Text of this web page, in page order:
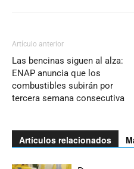
Artículo anterior
Las bencinas siguen al alza:
ENAP anuncia que los
combustibles subirán por
tercera semana consecutiva
Artículos relacionados